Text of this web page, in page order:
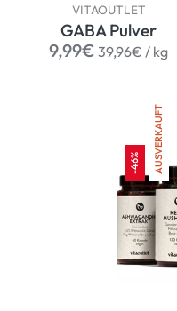
VITAOUTLET
GABA Pulver
Normaler
9,99€ 39,96€ / per
kg
-46% AUSVERKAUFT